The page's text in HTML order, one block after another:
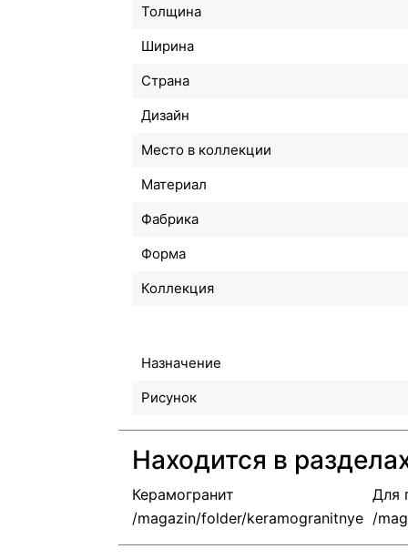
Толщина
Ширина
Страна
Дизайн
Место в коллекции
Материал
Фабрика
Форма
Коллекция
Назначение
Рисунок
Находится в
Керамогранит Для